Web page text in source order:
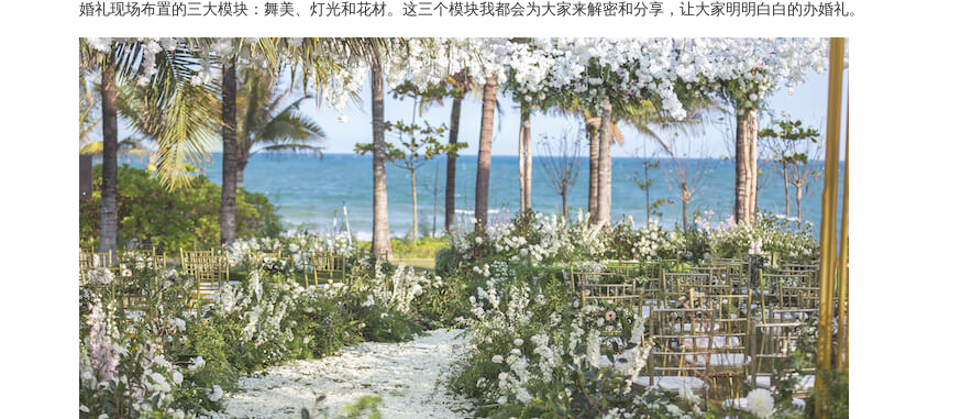
婚礼现场布置的三大模块：舞美、灯光和花材。这三个模块我都会为大家来解密和分享，让大家明明白白的办婚礼。